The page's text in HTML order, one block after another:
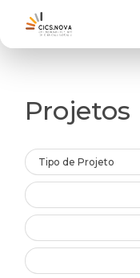
Projetos
Tipo de Projeto